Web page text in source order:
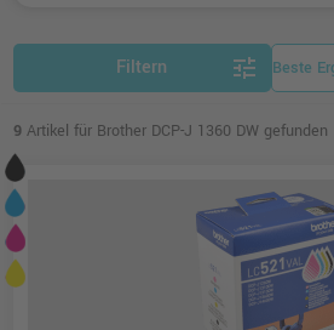
Filtern tune
9 Artikel für Brother DCP-J 1360 DW gefunden